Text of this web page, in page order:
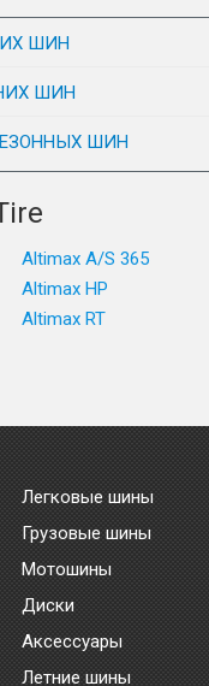
ШИН
ШИН
ШИН
Altimax A/S 365
Altimax HP
Altimax RT
Легковые шины
Грузовые шины
Мотошины
Диски
Аксессуары
Летние шины